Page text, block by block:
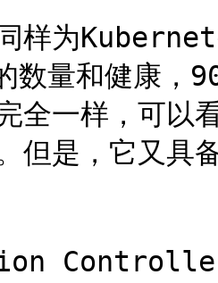
样为
数量和健康
一样，可以
是，它又
Controller